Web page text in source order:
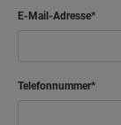
E-Mail-Adresse
Telefonnummer